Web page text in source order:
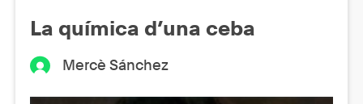
La química d’una ceba
Mercè Sánchez